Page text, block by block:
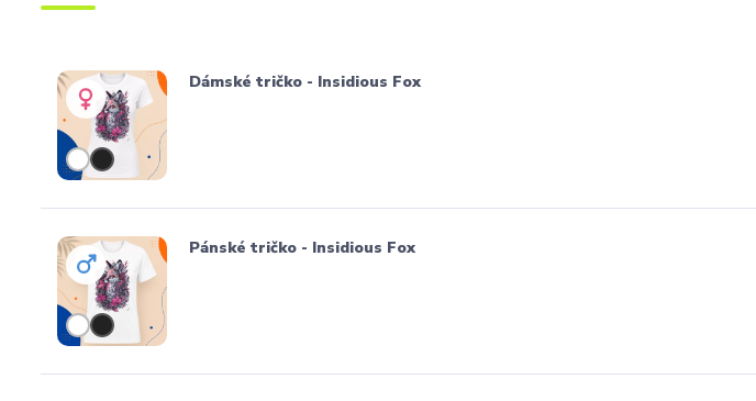
Dámské tričko - Insidious Fox
Pánské tričko - Insidious Fox